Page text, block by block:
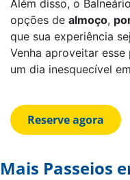
Além disso, o
opções de almoço,
que sua experiência
Venha aproveitar
um dia inesquecível
Mais Passeios